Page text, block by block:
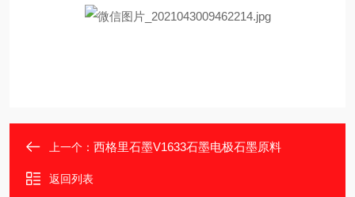
上一个： 西格里石墨V1633石墨电极石墨原料
返回列表